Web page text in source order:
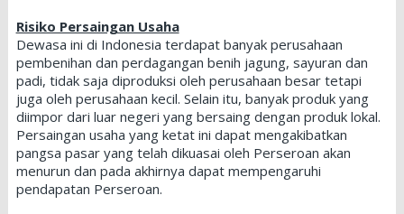
Risiko Persaingan Usaha
Dewasa ini di Indonesia terdapat banyak perusahaan
pembenihan dan perdagangan benih jagung, sayuran dan
padi, tidak saja diproduksi oleh perusahaan besar tetapi
juga oleh perusahaan kecil. Selain itu, banyak produk yang
diimpor dari luar negeri yang bersaing dengan produk lokal.
Persaingan usaha yang ketat ini dapat mengakibatkan
pangsa pasar yang telah dikuasai oleh Perseroan akan
menurun dan pada akhirnya dapat mempengaruhi
pendapatan Perseroan.